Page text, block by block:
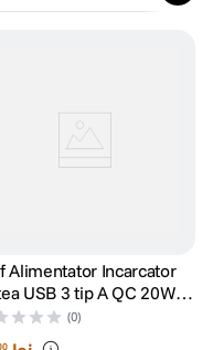
Alimentator Incarcator
USB 3 tip A QC 20W
(0)